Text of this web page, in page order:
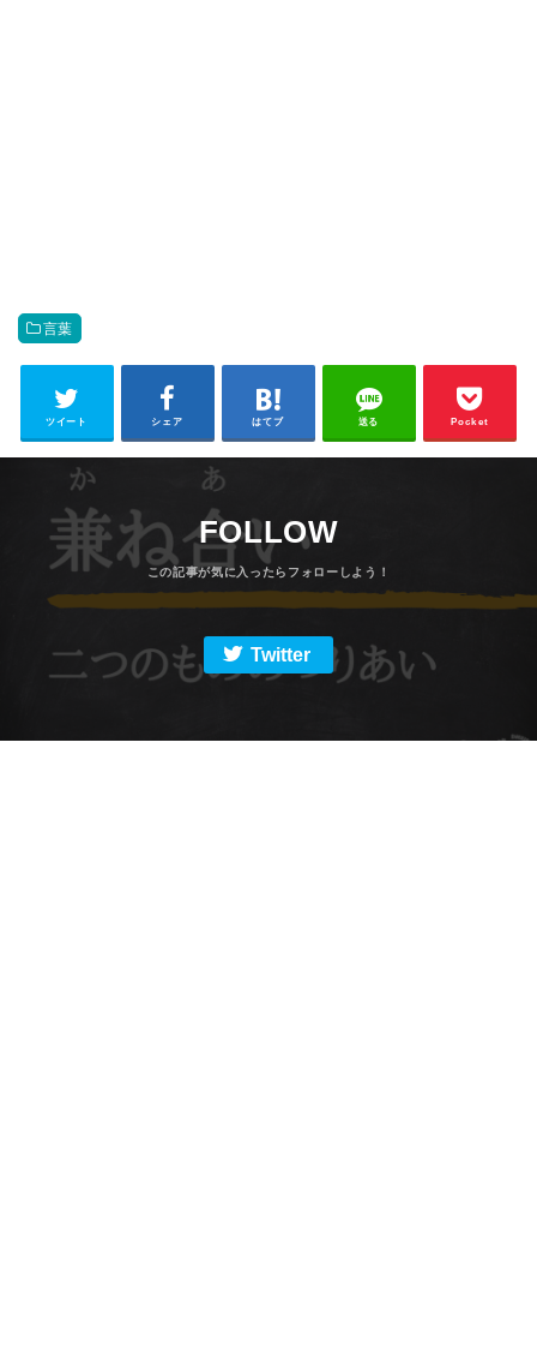
言葉
ツイート シェア はてブ 送る Pocket
FOLLOW
Twitter